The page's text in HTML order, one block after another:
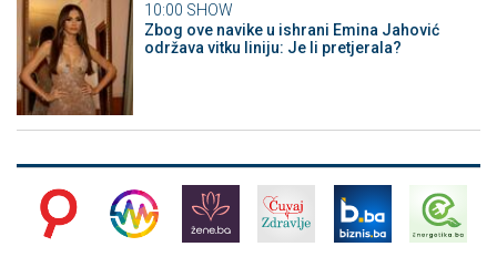
10:00 SHOW
Zbog ove navike u ishrani Emina Jahović
održava vitku liniju: Je li pretjerala?